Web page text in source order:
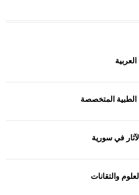
الطبية المتخصصة
في سورية
والتقانات